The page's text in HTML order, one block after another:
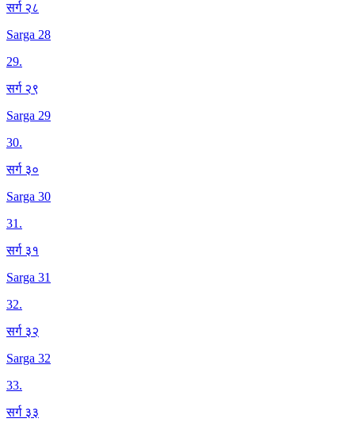
सर्ग २८
Sarga 28
29.
सर्ग २९
Sarga 29
30.
सर्ग ३०
Sarga 30
31.
सर्ग ३१
Sarga 31
32.
सर्ग ३२
Sarga 32
33.
सर्ग ३३